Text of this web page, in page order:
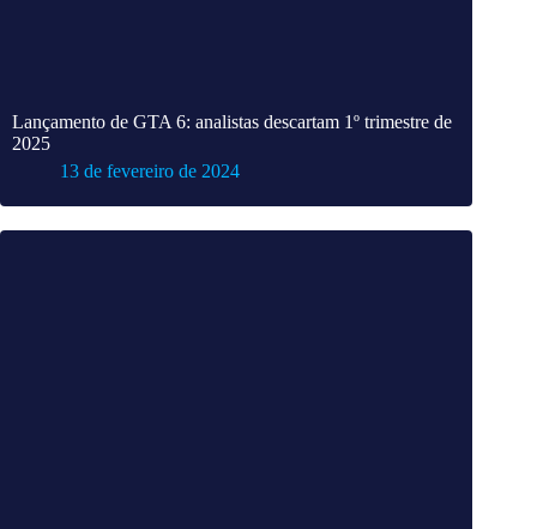
Lançamento de GTA 6: analistas descartam 1º trimestre de
2025
13 de fevereiro de 2024